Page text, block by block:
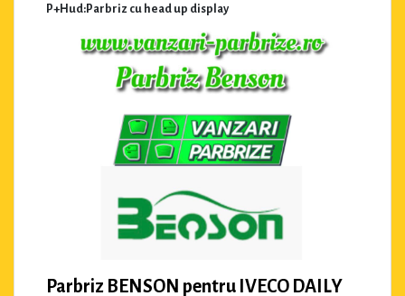
P+Hud:Parbriz cu head up display
Parbriz BENSON pentru IVECO DAILY